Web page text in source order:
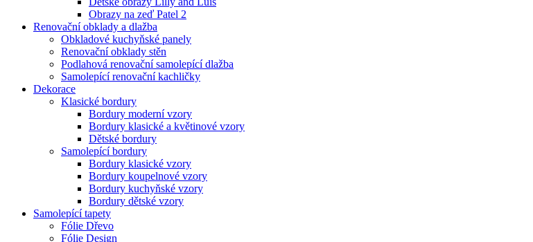
Obrazy na zeď Patel 2
Renovační obklady a dlažba
Obkladové kuchyňské panely
Renovační obklady stěn
Podlahová renovační samolepící dlažba
Samolepící renovační kachličky
Dekorace
Klasické bordury
Bordury moderní vzory
Bordury klasické a květinové vzory
Dětské bordury
Samolepící bordury
Bordury klasické vzory
Bordury koupelnové vzory
Bordury kuchyňské vzory
Bordury dětské vzory
Samolepící tapety
Fólie Dřevo
Fólie Design